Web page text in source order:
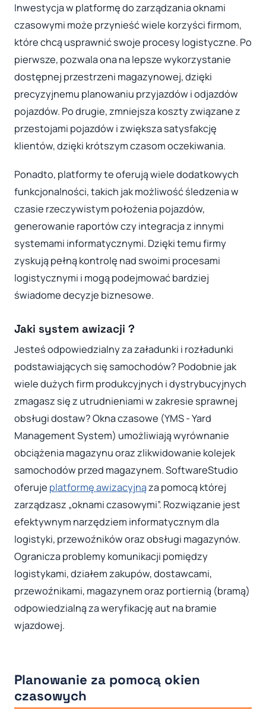
Inwestycja w platformę do zarządzania oknami
czasowymi może przynieść wiele korzyści firmom,
które chcą usprawnić swoje procesy logistyczne. Po
pierwsze, pozwala ona na lepsze wykorzystanie
dostępnej przestrzeni magazynowej, dzięki
precyzyjnemu planowaniu przyjazdów i odjazdów
pojazdów. Po drugie, zmniejsza koszty związane z
przestojami pojazdów i zwiększa satysfakcję
klientów, dzięki krótszym czasom oczekiwania.
Ponadto, platformy te oferują wiele dodatkowych
funkcjonalności, takich jak możliwość śledzenia w
czasie rzeczywistym położenia pojazdów,
generowanie raportów czy integracja z innymi
systemami informatycznymi. Dzięki temu firmy
zyskują pełną kontrolę nad swoimi procesami
logistycznymi i mogą podejmować bardziej
świadome decyzje biznesowe.
Jaki system awizacji ?
Jesteś odpowiedzialny za załadunki i rozładunki
podstawiających się samochodów? Podobnie jak
wiele dużych firm produkcyjnych i dystrybucyjnych
zmagasz się z utrudnieniami w zakresie sprawnej
obsługi dostaw? Okna czasowe (YMS - Yard
Management System) umożliwiają wyrównanie
obciążenia magazynu oraz zlikwidowanie kolejek
samochodów przed magazynem. SoftwareStudio
oferuje platformę awizacyjnąza pomocą której
zarządzasz „oknami czasowymi”. Rozwiązanie jest
efektywnym narzędziem informatycznym dla
logistyki, przewoźników oraz obsługi magazynów.
Ogranicza problemy komunikacji pomiędzy
logistykami, działem zakupów, dostawcami,
przewoźnikami, magazynem oraz portiernią (bramą)
odpowiedzialną za weryfikację aut na bramie
wjazdowej.
Planowanie za pomocą okien
czasowych